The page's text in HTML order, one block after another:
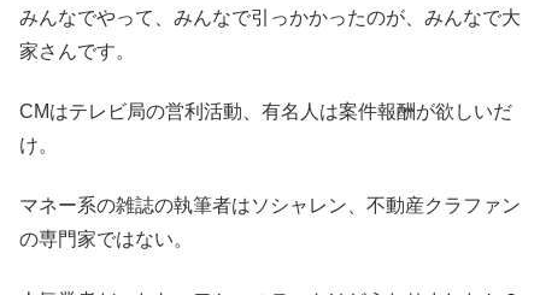
みんなでやって、みんなで引っかかったのが、みんなで大
家さんです。
CMはテレビ局の営利活動、有名人は案件報酬が欲しいだ
け。
マネー系の雑誌の執筆者はソシャレン、不動産クラファン
の専門家ではない。